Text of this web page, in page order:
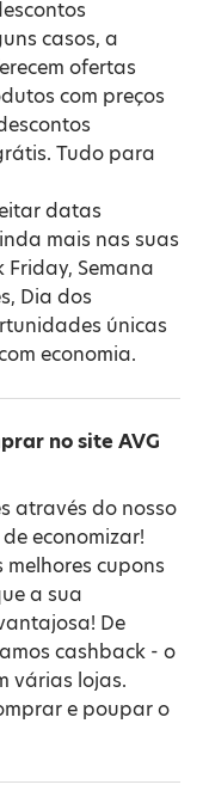
casos, a
ofertas
com preços
Tudo para
datas
mais nas suas
Friday, Semana
, Dia dos
únicas
economia.
no site AVG
através do nosso
economizar!
cupons
a sua
De
cashback - o
várias lojas.
e poupar o